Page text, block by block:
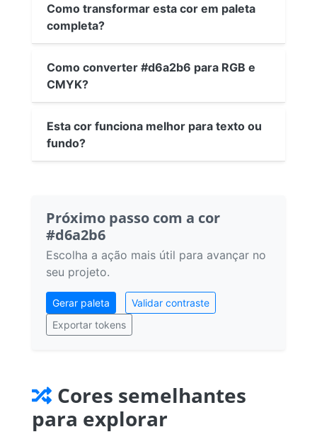
Como transformar esta cor em paleta
completa?
Como converter #d6a2b6 para RGB e
CMYK?
Esta cor funciona melhor para texto ou
fundo?
Próximo passo com a cor
#d6a2b6
Escolha a ação mais útil para avançar no
seu projeto.
Gerar paleta
Validar contraste
Exportar tokens
Cores semelhantes
para explorar